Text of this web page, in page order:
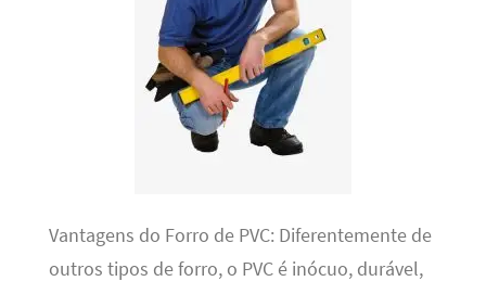
Vantagens do Forro de PVC: Diferentemente de
outros tipos de forro, o PVC é inócuo, durável,